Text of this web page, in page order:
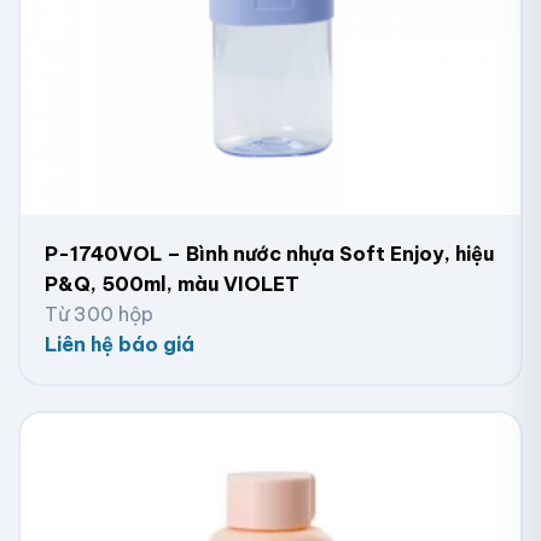
P-1740VOL – Bình nước nhựa Soft Enjoy, hiệu
P&Q, 500ml, màu VIOLET
Từ 300 hộp
Liên hệ báo giá